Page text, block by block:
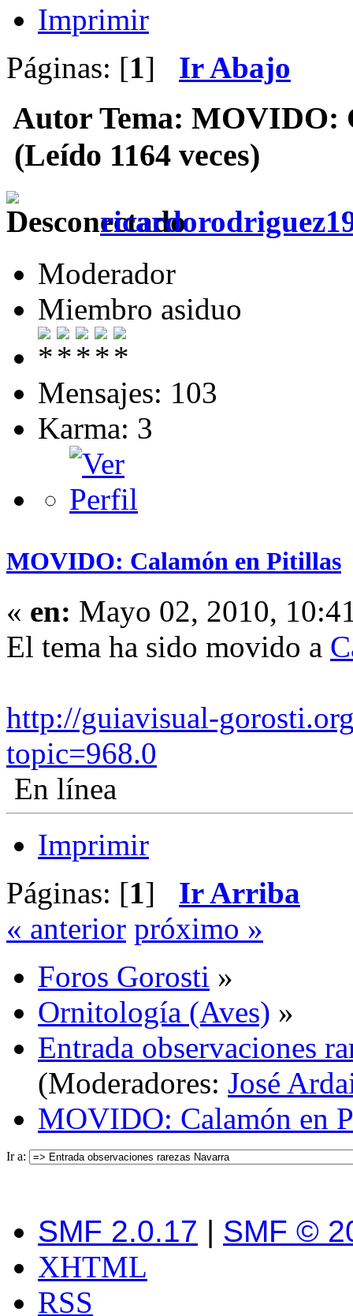
Imprimir
Páginas: [1] Ir Abajo
Autor Tema: MOVIDO:
(Leído 1164 veces)
Moderador
Miembro asiduo
Mensajes: 103
Karma: 3
MOVIDO: Calamón en Pitillas
« en: Mayo 02, 2010,
El tema ha sido movido a
http://guiavisual-
topic=968.0
En línea
Imprimir
Páginas: [1] Ir Arriba
« anterior próximo »
Foros Gorosti »
Ornitología (Aves) »
Entrada observaciones
(Moderadores: José
MOVIDO: Calamón en
Ir a:
SMF 2.0.17 | SMF ©
XHTML
RSS